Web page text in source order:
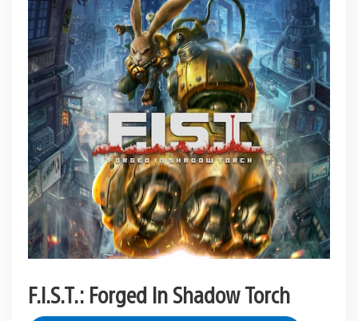
F.I.S.T.: Forged In Shadow Torch